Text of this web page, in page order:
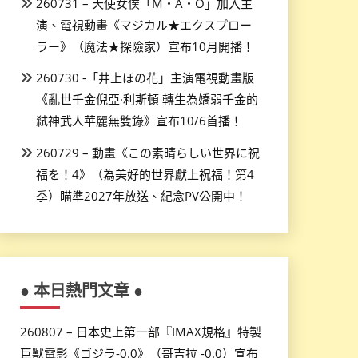
演、電視動畫《マジカル★エクスプロー
ラー》（魔法★探險家）宣布10月開播！
260730 -「井上ほの花」主演電視動畫版
《亂世千金倪亞·利斯頓 轉生為嬌弱千金的
弒神武人華麗無雙錄》宣布10/6首播！
260729 – 動畫《この素晴らしい世界に祝
福を！4》（為美好的世界獻上祝福！第4
季）瞄準2027年放送、紀念PV公開中！
● 本日熱門文章 ●
260807 – 日本史上第一部『IMAX規格』特製
巨獸電影《ゴジラ-0.0》（哥吉拉 -0.0）宣布